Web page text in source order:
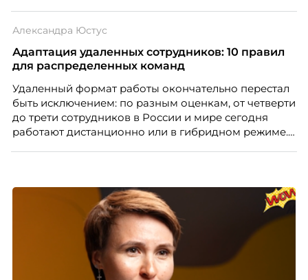
повысить эффективность сотрудников, ускорить
процессы, сохранить качество поддержки и
масштабироваться без роста команды. Так и
Skillbox.
Александра Юстус
Адаптация удаленных сотрудников: 10 правил
для распределенных команд
Удаленный формат работы окончательно перестал
быть исключением: по разным оценкам, от четверти
до трети сотрудников в России и мире сегодня
работают дистанционно или в гибридном режиме.
расстоянии она требует осознанного
проектирования — иначе компания рискует
потерять новичка в первые же месяцы.